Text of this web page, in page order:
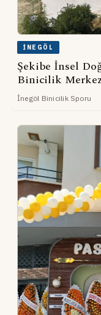
İNEGÖL
Şekibe İnsel
Binicilik
İnegöl Binicilik Sporu